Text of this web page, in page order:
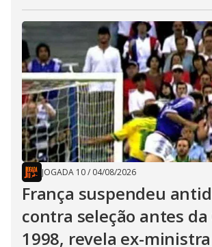
JOGADA 10/ 04/08/2026
França suspendeu
contra seleção antes da
1998, revela ex-ministra